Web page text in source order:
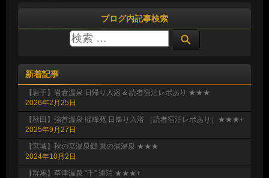
ブログ内記事検索
新着記事
【岩手】岩倉温泉 日帰り入浴 & 読者宿泊レポあり ★★★
2026年2月25日
【秋田】強首温泉 樅峰苑 日帰り入浴 （読者宿泊レポあり）★★★+
2025年9月27日
【宮城】秋の宮温泉郷 鷹の湯温泉 ★★★
2024年10月2日
【群馬】草津温泉 “千” 連泊 ★★★+